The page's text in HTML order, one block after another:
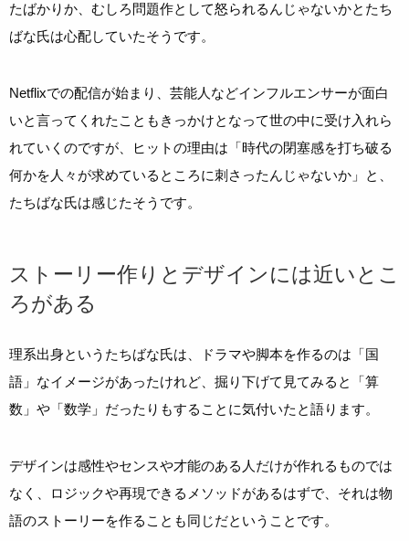
たばかりか、むしろ問題作として怒られるんじゃないかとたち
ばな氏は心配していたそうです。
Netflixでの配信が始まり、芸能人などインフルエンサーが面白
いと言ってくれたこともきっかけとなって世の中に受け入れら
れていくのですが、ヒットの理由は「時代の閉塞感を打ち破る
何かを人々が求めているところに刺さったんじゃないか」と、
たちばな氏は感じたそうです。
ストーリー作りとデザインには近いとこ
ろがある
理系出身というたちばな氏は、ドラマや脚本を作るのは「国
語」なイメージがあったけれど、掘り下げて見てみると「算
数」や「数学」だったりもすることに気付いたと語ります。
デザインは感性やセンスや才能のある人だけが作れるものでは
なく、ロジックや再現できるメソッドがあるはずで、それは物
語のストーリーを作ることも同じだということです。